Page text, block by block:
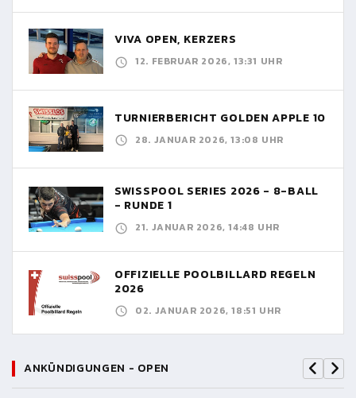
VIVA OPEN, KERZERS
12. FEBRUAR 2026, 13:31 UHR
TURNIERBERICHT GOLDEN APPLE 10
28. JANUAR 2026, 13:08 UHR
SWISSPOOL SERIES 2026 - 8-BALL
- RUNDE 1
21. JANUAR 2026, 14:48 UHR
OFFIZIELLE POOLBILLARD REGELN
2026
02. JANUAR 2026, 18:51 UHR
ANKÜNDIGUNGEN - OPEN